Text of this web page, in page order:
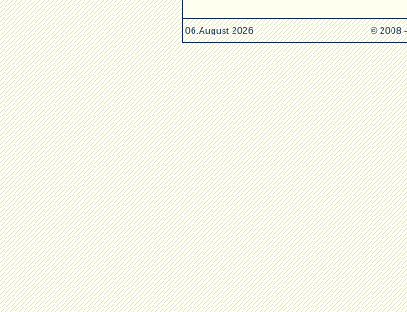
06.August 2026 © 2008